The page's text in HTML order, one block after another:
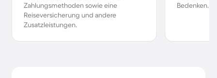
Zahlungsmethoden sowie eine
Reiseversicherung und andere
Zusatzleistungen.
Bedenken.